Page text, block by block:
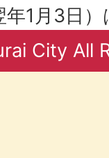
年1月3日
City All